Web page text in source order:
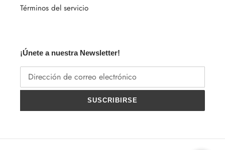
Términos del servicio
¡Únete a nuestra Newsletter!
SUSCRIBIRSE